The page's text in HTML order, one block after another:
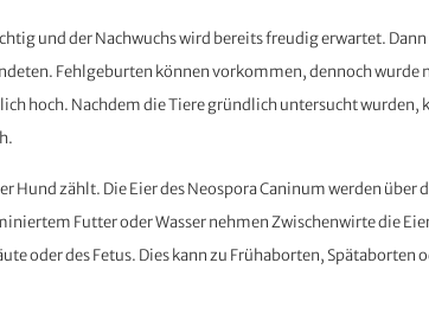
und der Nachwuchs wird bereits freudig erwartet. Dann
Fehlgeburten können vorkommen, dennoch wurde
hoch. Nachdem die Tiere gründlich untersucht wurden,
Hund zählt. Die Eier des Neospora Caninum werden über
Futter oder Wasser nehmen Zwischenwirte die
oder des Fetus. Dies kann zu Frühaborten, Spätaborten